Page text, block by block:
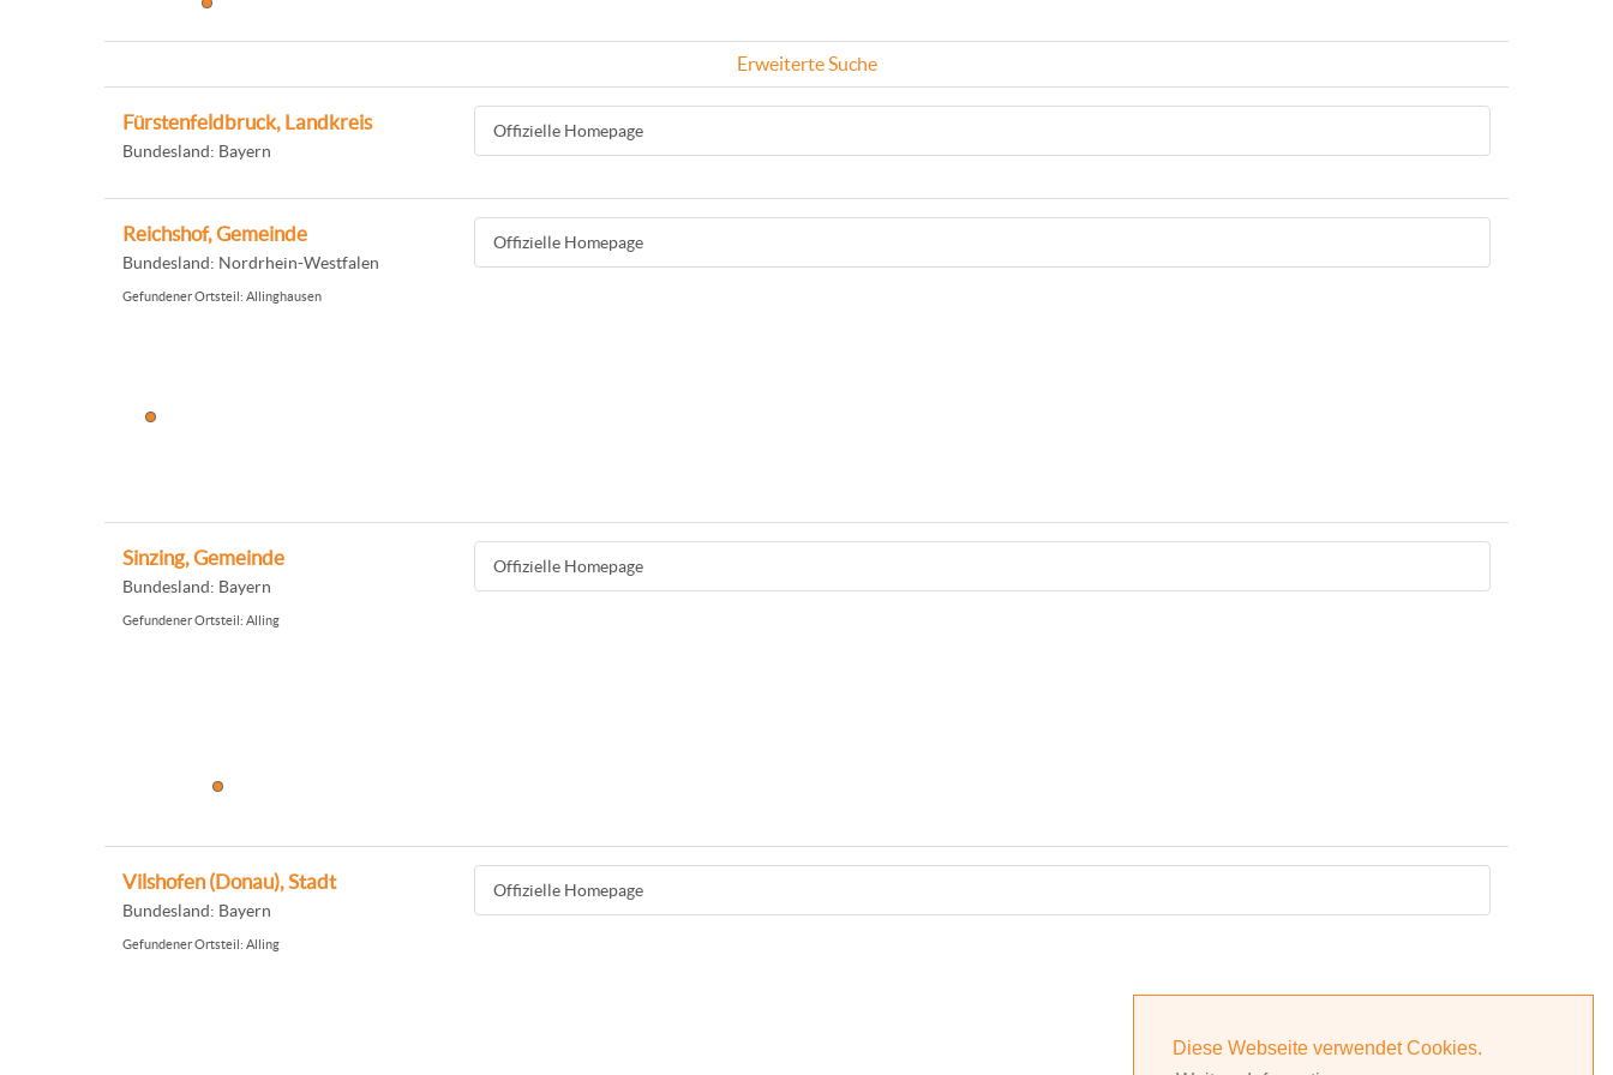
Diese Webseite verwendet Cookies.
Erweiterte Suche
Fürstenfeldbruck, Landkreis
Bundesland: Bayern
Offizielle Homepage
Reichshof, Gemeinde
Bundesland: Nordrhein-Westfalen
Gefundener Ortsteil: Allinghausen
Offizielle Homepage
Sinzing, Gemeinde
Bundesland: Bayern
Gefundener Ortsteil: Alling
Offizielle Homepage
Vilshofen (Donau), Stadt
Bundesland: Bayern
Gefundener Ortsteil: Alling
Offizielle Homepage